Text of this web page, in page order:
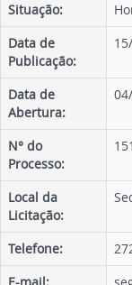
Situação:
Data de
Publicação:
Data de
Abertura:
N° do
Processo:
Local da
Licitação:
Telefone: